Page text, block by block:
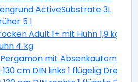
ActiveSubstrate 3L
5 l
Adult 1+ mit Huhn 1,9 kg 1,9
4 kg
mit Absenkautomatik
cm DIN links 1 flügelig Dreh-